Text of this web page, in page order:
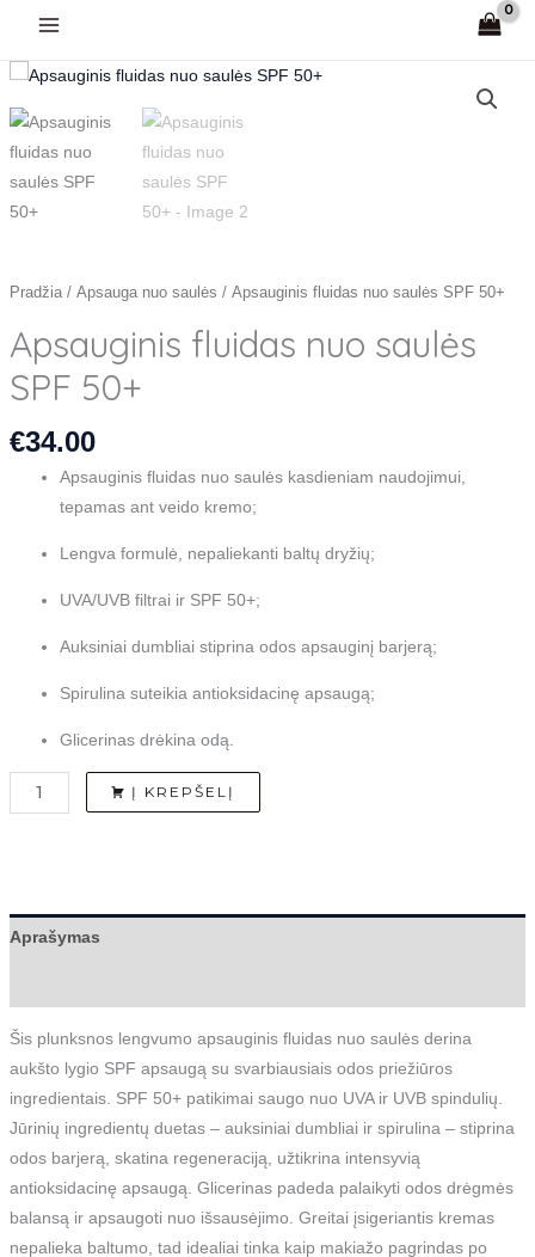
turinio
Pradžia/ Apsauga nuo saulės / Apsauginis fluidas nuo saulės SPF 50+
Apsauginis fluidas nuo saulės
SPF 50+
€34.00
Apsauginis fluidas nuo saulės kasdieniam naudojimui,
tepamas ant veido kremo;
Lengva formulė, nepaliekanti baltų dryžių;
UVA/UVB filtrai ir SPF 50+;
Auksiniai dumbliai stiprina odos apsauginį barjerą;
Spirulina suteikia antioksidacinę apsaugą;
Glicerinas drėkina odą.
produkto
kiekis:
Apsauginis
fluidas
nuo
saulės
50+
Į KREPŠELĮ
Aprašymas
Šis plunksnos lengvumo apsauginis fluidas nuo saulės derina
aukšto lygio SPF apsaugą su svarbiausiais odos priežiūros
ingredientais. SPF 50+ patikimai saugo nuo UVA ir UVB spindulių.
Jūrinių ingredientų duetas – auksiniai dumbliai ir spirulina – stiprina
odos barjerą, skatina regeneraciją, užtikrina intensyvią
antioksidacinę apsaugą. Glicerinas padeda palaikyti odos drėgmės
balansą ir apsaugoti nuo išsausėjimo. Greitai įsigeriantis kremas
nepalieka baltumo, tad idealiai tinka kaip makiažo pagrindas po